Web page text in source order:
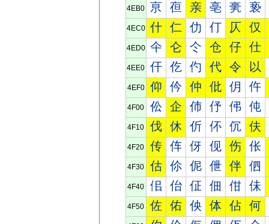
4EB0 亰 亱 亲 亳 亴 亵
4EC0 什 仁 仂 仃 仄 仅
4ED0 仐 仑 仒 仓 仔 仕
4EE0 仠 仡 仢 代 令 以
4EF0 仰 仱 仲 仳 仴 仵
4F00 伀 企 伂 伃 伄 伅
4F10 伐 休 伒 伓 伔 伕
4F20 传 伡 伢 伣 伤 伥
4F30 估 伱 伲 伳 伴 伵
4F40 佀 佁 佂 佃 佄 佅
4F50 佐 佑 佒 体 佔 何